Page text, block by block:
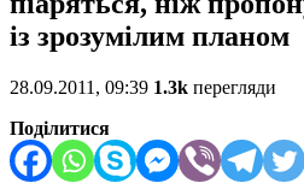
із зрозумілим планом
28.09.2011, 09:39 1.3k перегляди
Поділитися